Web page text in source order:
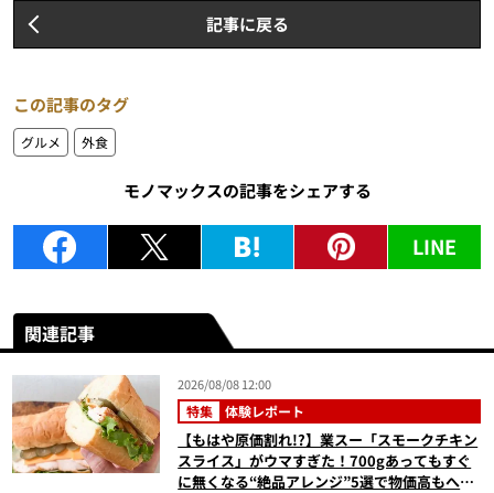
記事に戻る
この記事のタグ
グルメ 外食
モノマックスの記事をシェアする
LINE
関連記事
2026/08/08 12:00
特集 体験レポート
【もはや原価割れ!?】業スー「スモークチキン
スライス」がウマすぎた！700gあってもすぐ
に無くなる“絶品アレンジ”5選で物価高もへっ